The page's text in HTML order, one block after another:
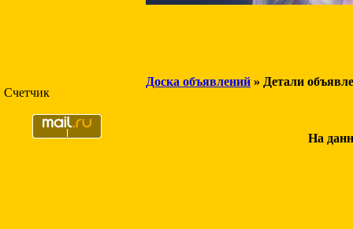
Счетчик
Доска объявлений » Детали
На